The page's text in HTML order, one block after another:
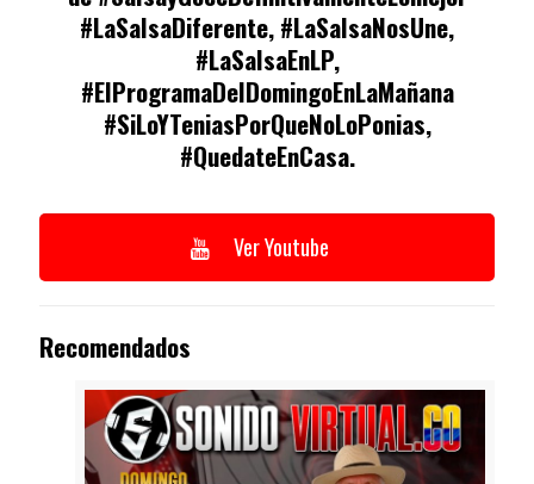
#LaSalsaDiferente, #LaSalsaNosUne,
#LaSalsaEnLP,
#ElProgramaDelDomingoEnLaMañana
#SiLoYTeniasPorQueNoLoPonias,
#QuedateEnCasa.
Ver Youtube
Recomendados